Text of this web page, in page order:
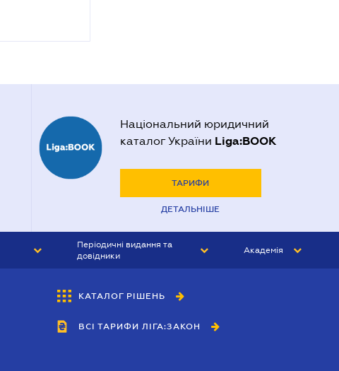
Національний юридичний
каталог України Liga:BOOK
ТАРИФИ
ДЕТАЛЬНІШЕ
Періодичні видання та
довідники
БУХГАЛТЕР&ЗАКОН
ВІСНИК МСФЗ
Академія
КАТАЛОГ РІШЕНЬ
ВСІ ТАРИФИ ЛІГА:ЗАКОН